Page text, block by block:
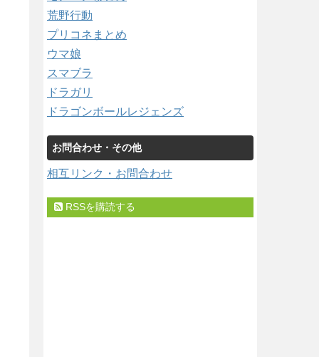
荒野行動
プリコネまとめ
ウマ娘
スマブラ
ドラガリ
ドラゴンボールレジェンズ
お問合わせ・その他
相互リンク・お問合わせ
RSSを購読する